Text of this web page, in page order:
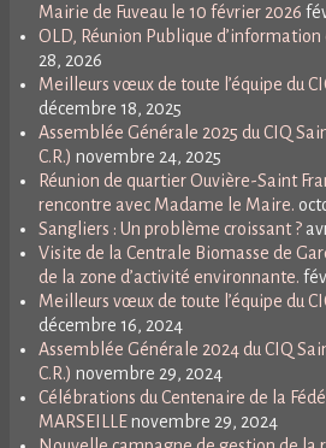
Mairie de Fuveau le 10 février 2026
OLD, Réunion Publique d’information
28, 2026
Meilleurs vœux de toute l’équipe du
décembre 18, 2025
Assemblée Générale 2025 du CIQ
C.R.) novembre 24, 2025
Réunion de quartier Ouvière-Saint
rencontre avec Madame le Maire.
Sangliers : Un problème croissant ?
Visite de la Centrale Biomasse de
de la zone d’activité environnante.
Meilleurs vœux de toute l’équipe du
décembre 16, 2024
Assemblée Générale 2024 du CIQ
C.R.) novembre 29, 2024
Célébrations du Centenaire de la
MARSEILLEnovembre 29, 2024